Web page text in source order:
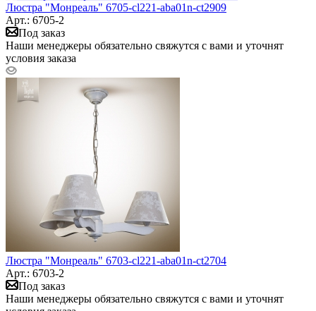
Люстра "Монреаль" 6705-cl221-aba01n-ct2909
Арт.: 6705-2
Под заказ
Наши менеджеры обязательно свяжутся с вами и уточнят
условия заказа
Люстра "Монреаль" 6703-cl221-aba01n-ct2704
Арт.: 6703-2
Под заказ
Наши менеджеры обязательно свяжутся с вами и уточнят